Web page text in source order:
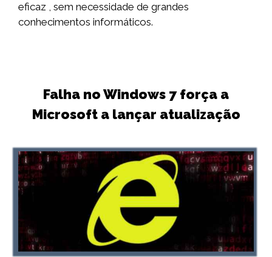
eficaz , sem necessidade de grandes
conhecimentos informáticos.
Falha no Windows 7 força a
Microsoft a lançar atualização